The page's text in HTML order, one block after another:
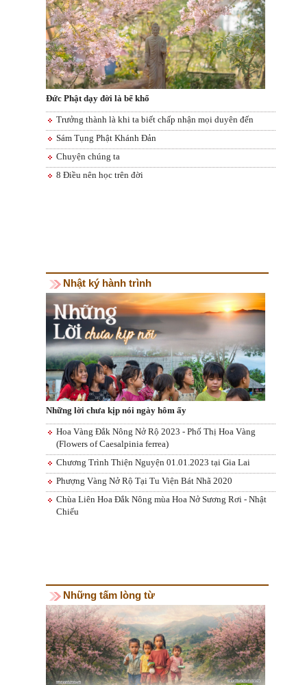
Đức Phật dạy đời là bể khổ
Trưởng thành là khi ta biết chấp nhận mọi duyên đến
Sám Tụng Phật Khánh Đản
Chuyện chúng ta
8 Điều nên học trên đời
Nhật ký hành trình
Những lời chưa kịp nói ngày hôm ấy
Hoa Vàng Đắk Nông Nở Rộ 2023 - Phố Thị Hoa Vàng
(Flowers of Caesalpinia ferrea)
Chương Trình Thiện Nguyện 01.01.2023 tại Gia Lai
Phượng Vàng Nở Rộ Tại Tu Viện Bát Nhã 2020
Chùa Liên Hoa Đắk Nông mùa Hoa Nở Sương Rơi - Nhật
Chiếu
Những tấm lòng từ